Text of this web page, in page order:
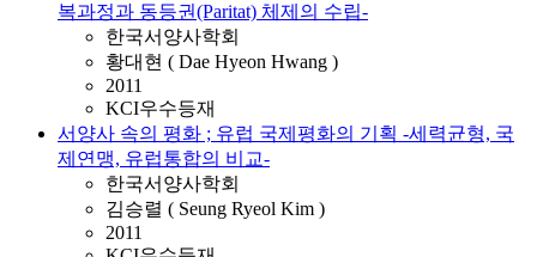
복과정과 동등권(Paritat) 체제의 수립-
한국서양사학회
황대현 ( Dae Hyeon Hwang )
2011
KCI우수등재
서양사 속의 평화 ; 유럽 국제평화의 기획 -세력균형, 국
제연맹, 유럽통합의 비교-
한국서양사학회
김승렬 ( Seung Ryeol Kim )
2011